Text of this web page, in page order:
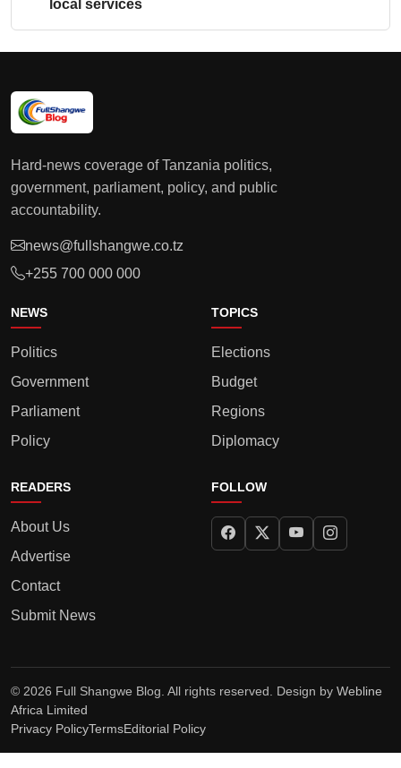
local services
Hard-news coverage of Tanzania politics,
government, parliament, policy, and public
accountability.
news@fullshangwe.co.tz
+255 700 000 000
NEWS
Politics
Government
Parliament
Policy
TOPICS
Elections
Budget
Regions
Diplomacy
READERS
About Us
Advertise
Contact
Submit News
FOLLOW
© 2026 Full Shangwe Blog. All rights reserved. Design by Webline
Africa Limited
Privacy PolicyTermsEditorial Policy